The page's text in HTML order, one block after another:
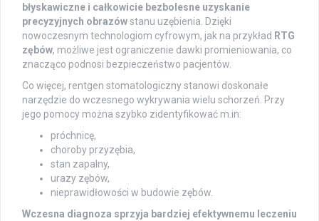
błyskawiczne i całkowicie bezbolesne uzyskanie
precyzyjnych obrazówstanu uzębienia. Dzięki
nowoczesnym technologiom cyfrowym, jak na przykład RTG
zębów, możliwe jest ograniczenie dawki promieniowania, co
znacząco podnosi bezpieczeństwo pacjentów.
Co więcej, rentgen stomatologiczny stanowi doskonałe
narzędzie do wczesnego wykrywania wielu schorzeń. Przy
jego pomocy można szybko zidentyfikować m.in:
próchnicę,
choroby przyzębia,
stan zapalny,
urazy zębów,
nieprawidłowości w budowie zębów.
Wczesna diagnoza sprzyja bardziej efektywnemu leczeniu